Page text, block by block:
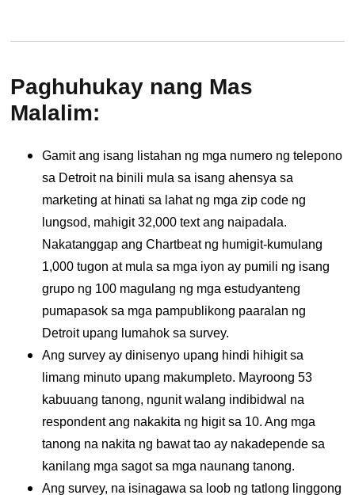
Paghuhukay nang Mas
Malalim:
Gamit ang isang listahan ng mga numero ng telepono
sa Detroit na binili mula sa isang ahensya sa
marketing at hinati sa lahat ng mga zip code ng
lungsod, mahigit 32,000 text ang naipadala.
Nakatanggap ang Chartbeat ng humigit-kumulang
1,000 tugon at mula sa mga iyon ay pumili ng isang
grupo ng 100 magulang ng mga estudyanteng
pumapasok sa mga pampublikong paaralan ng
Detroit upang lumahok sa survey.
Ang survey ay dinisenyo upang hindi hihigit sa
limang minuto upang makumpleto. Mayroong 53
kabuuang tanong, ngunit walang indibidwal na
respondent ang nakakita ng higit sa 10. Ang mga
tanong na nakita ng bawat tao ay nakadepende sa
kanilang mga sagot sa mga naunang tanong.
Ang survey, na isinagawa sa loob ng tatlong linggong